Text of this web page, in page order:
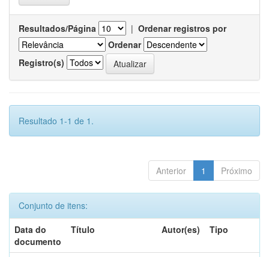
Resultados/Página | Ordenar registros por
Ordenar
Registro(s)
Resultado 1-1 de 1.
Anterior 1 Próximo
Conjunto de itens:
Data do
documento
Título Autor(es) Tipo